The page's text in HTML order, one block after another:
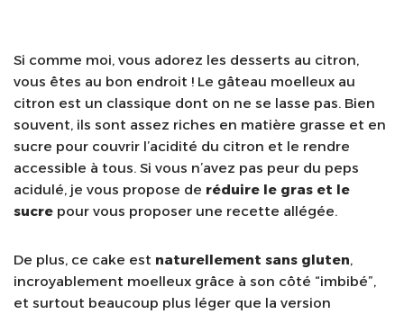
Si comme moi, vous adorez les desserts au citron,
vous êtes au bon endroit ! Le gâteau moelleux au
citron est un classique dont on ne se lasse pas. Bien
souvent, ils sont assez riches en matière grasse et en
sucre pour couvrir l’acidité du citron et le rendre
accessible à tous. Si vous n’avez pas peur du peps
acidulé, je vous propose de réduire le gras et le
sucre pour vous proposer une recette allégée.
De plus, ce cake est naturellement sans gluten,
incroyablement moelleux grâce à son côté “imbibé”,
et surtout beaucoup plus léger que la version